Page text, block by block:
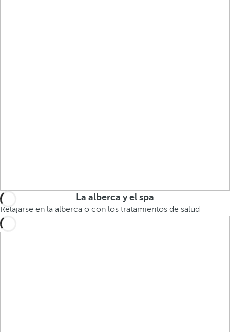
La alberca y el spa
Relajarse en la alberca o con los tratamientos de salud